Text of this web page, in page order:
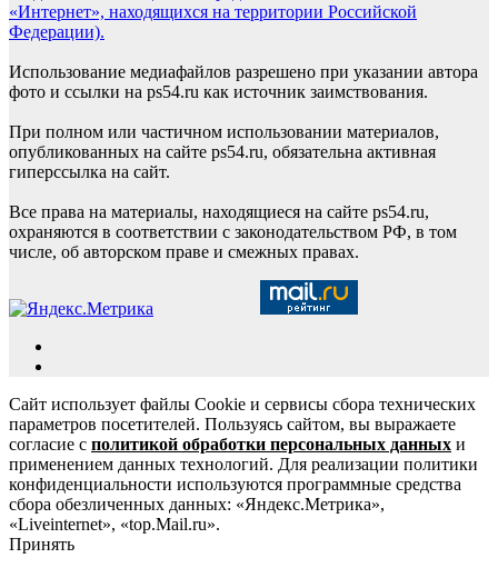
«Интернет», находящихся на территории Российской
Федерации).
Использование медиафайлов разрешено при указании автора
фото и ссылки на ps54.ru как источник заимствования.
При полном или частичном использовании материалов,
опубликованных на сайте ps54.ru, обязательна активная
гиперссылка на сайт.
Все права на материалы, находящиеся на сайте ps54.ru,
охраняются в соответствии с законодательством РФ, в том
числе, об авторском праве и смежных правах.
Сайт использует файлы Cookie и сервисы сбора технических
параметров посетителей. Пользуясь сайтом, вы выражаете
согласие с политикой обработки персональных данных и
применением данных технологий. Для реализации политики
конфиденциальности используются программные средства
сбора обезличенных данных: «Яндекс.Метрика»,
«Liveinternet», «top.Mail.ru».
Принять